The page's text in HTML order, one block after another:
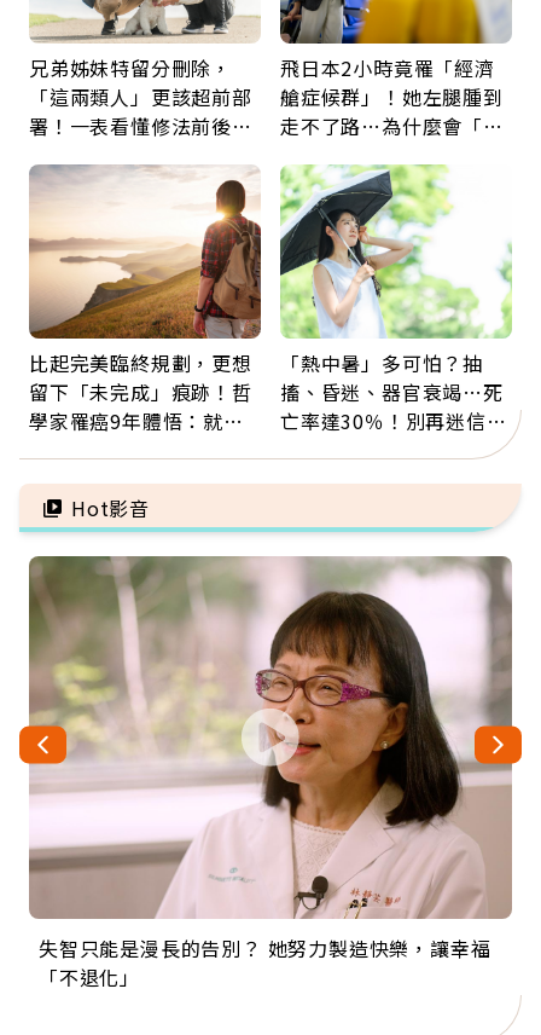
兄弟姊妹特留分刪除，
「這兩類人」更該超前部
署！一表看懂修法前後差
更多
飛日本2小時竟罹「經濟
艙症候群」！她左腿腫到
走不了路…為什麼會「靜
注意
比起完美臨終規劃，更想
留下「未完成」痕跡！哲
學家罹癌9年體悟：就算
天相遇
「熱中暑」多可怕？抽
搐、昏迷、器官衰竭…死
亡率達30％！別再迷信
「擦酒精、吃退燒藥」，
5招才能真救命
Hot影音
失智只能是漫長的告別？ 她努力製造快樂，讓幸福
「不退化」
來自剛果的巧克力神父 為台灣奉獻36年 「台灣是我
的家，我連作夢都講台語！」
63歲卸矽谷副總、搬回台灣找快樂！「蛋黃哥小
丑」走進安養院，逗樂上萬爺奶：退休後才開始真
104歲打破金氏世界紀錄 成為全球最年長羽球選
手，分享長壽的秘密原來是「這個」
事業巔峰他選擇追夢…黑手阿伯拉小提琴還登上小
巨蛋！連CNN都大讚！